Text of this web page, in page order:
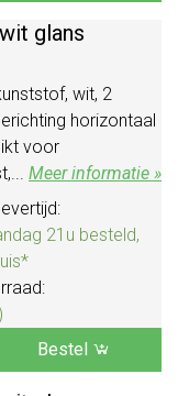
glans
wit, 2
horizontaal
voor
Meer informatie »
21u besteld,
Bestel